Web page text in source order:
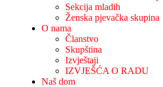
Sekcija mladih
Ženska pjevačka skupina
O nama
Članstvo
Skupština
Izvještaji
IZVJEŠĆA O RADU
Naš dom